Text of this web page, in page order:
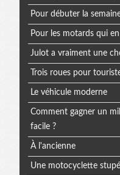
Pour débuter la
Pour les motards qui
Julot a vraiment une
Trois roues pour
Le véhicule moderne
Comment gagner un
facile ?
À l'ancienne
Une motocyclette